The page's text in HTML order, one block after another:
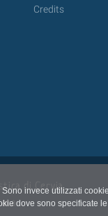
invece utilizzati
dove sono specificate
Credits
di Cervia,